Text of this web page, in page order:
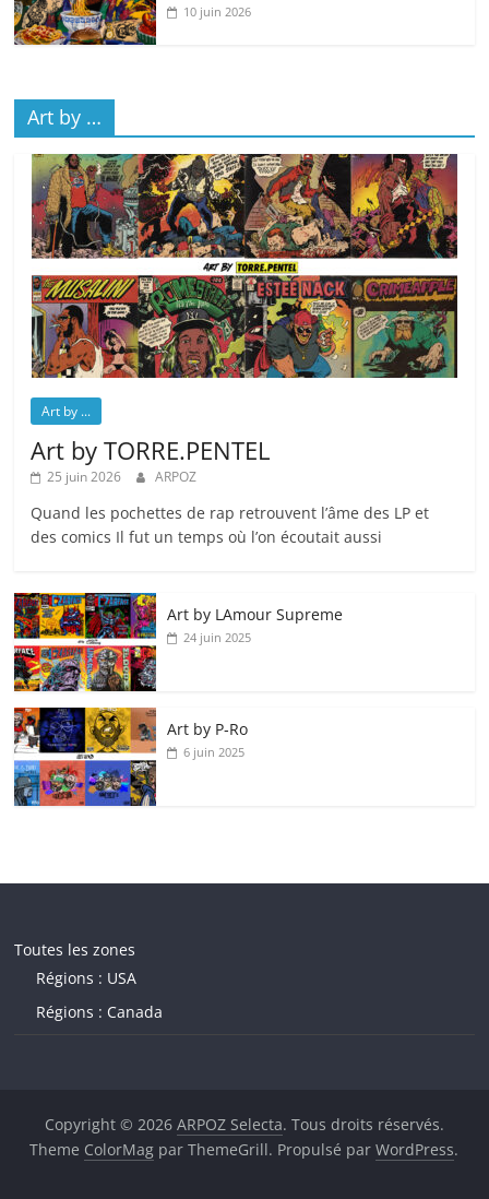
10 juin 2026
Art by …
Art by ...
Art by TORRE.PENTEL
25 juin 2026 ARPOZ
Quand les pochettes de rap retrouvent l’âme des LP et
des comics Il fut un temps où l’on écoutait aussi
Art by LAmour Supreme
24 juin 2025
Art by P‑Ro
6 juin 2025
Toutes les zones
Régions : USA
Régions : Canada
Copyright © 2026 ARPOZ Selecta. Tous droits réservés.
Theme ColorMag par ThemeGrill. Propulsé parWordPress.